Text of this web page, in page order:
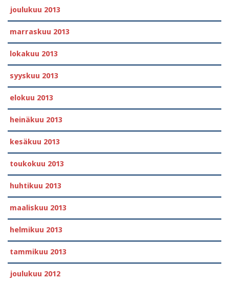
joulukuu 2013
marraskuu 2013
lokakuu 2013
syyskuu 2013
elokuu 2013
heinäkuu 2013
kesäkuu 2013
toukokuu 2013
huhtikuu 2013
maaliskuu 2013
helmikuu 2013
tammikuu 2013
joulukuu 2012